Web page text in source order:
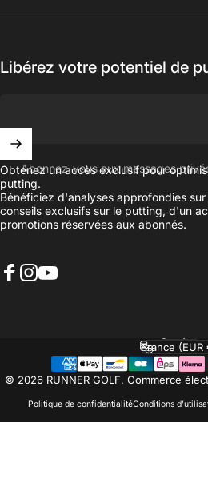
Libérez votre potentiel de
Abonnez-vous aux messages
Obtenez un accès exclusif pour
putting.
Bénéficiez d'analyses approfondies
conseils exclusifs sur le putting, d'un
promotions réservées aux abonnés.
© 2026 RUNNER GOLF. Commerce
Politique de confidentialitéConditions
Langue
Pays/région
France (EUR